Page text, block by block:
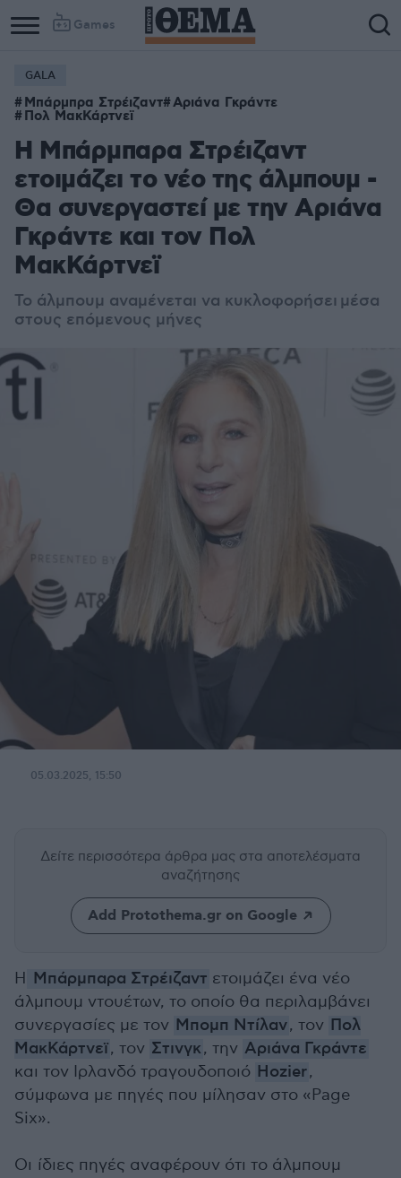
Games
GALA
Μπάρμπρα Στρέιζαντ Αριάνα Γκράντε
Πολ ΜακΚάρτνεϊ
Η Μπάρμπαρα Στρέιζαντ
ετοιμάζει το νέο της άλμπουμ -
Θα συνεργαστεί με την Αριάνα
Γκράντε και τον Πολ
ΜακΚάρτνεϊ
Το άλμπουμ αναμένεται να κυκλοφορήσει μέσα
στους επόμενους μήνες
05.03.2025, 15:50
Δείτε περισσότερα άρθρα μας στα αποτελέσματα
αναζήτησης
Add Protothema.gr on Google
H Μπάρμπαρα Στρέιζαντ ετοιμάζει ένα νέο
άλμπουμ ντουέτων, το οποίο θα περιλαμβάνει
συνεργασίες με τον Μπομπ Ντίλαν, τον Πολ
ΜακΚάρτνεϊ, τον Στινγκ, την Αριάνα Γκράντε
και τον Ιρλανδό τραγουδοποιό Hozier,
σύμφωνα με πηγές που μίλησαν στο «Page
Six».
Οι ίδιες πηγές αναφέρουν ότι το άλμπουμ